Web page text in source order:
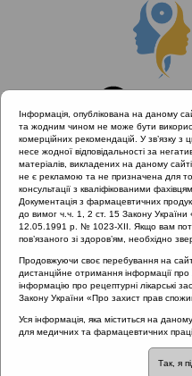
Головна
Матеріали за
12 Хвороби органів
Інформація, опублікована на даному
та жодним чином не може бути
комерційних рекомендацій. У зв’язку
несе жодної відповідальності за
матеріалів, викладених на даному
не є рекламою та не призначена для
консультації з кваліфікованими
Документація з фармацевтичних
до вимог ч.ч. 1, 2 ст. 15 Закону України
12.05.1991 р. № 1023-XII. Якщо вам
пов’язаного зі здоров’ям, необхідно
Продовжуючи своє перебування на
дистанційне отримання інформації про
інформацію про рецептурні лікарські
Закону України «Про захист прав
Уся інформація, яка міститься на
для медичних та фармацевтичних
Так, я